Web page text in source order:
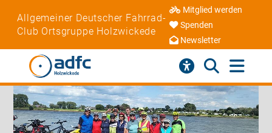
Allgemeiner Deutscher Fahrrad-
Club Ortsgruppe Holzwickede
Mitglied werden
Spenden
Newsletter